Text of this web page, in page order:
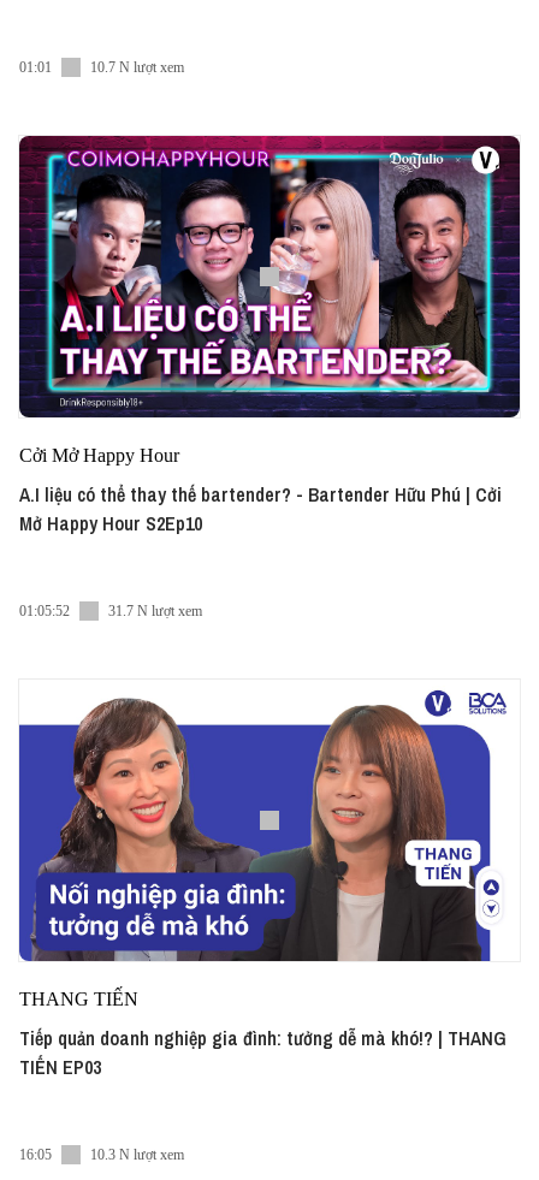
01:01 10.7 N lượt xem
Cởi Mở Happy Hour
A.I liệu có thể thay thế bartender? - Bartender Hữu Phú | Cởi
Mở Happy Hour S2Ep10
01:05:52 31.7 N lượt xem
THANG TIẾN
Tiếp quản doanh nghiệp gia đình: tưởng dễ mà khó!? | THANG
TIẾN EP03
16:05 10.3 N lượt xem